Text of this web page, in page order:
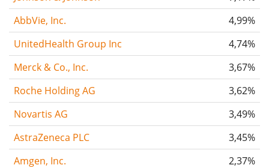
AbbVie, Inc.
4,99%
UnitedHealth Group Inc
4,74%
Merck & Co., Inc.
3,67%
Roche Holding AG
3,62%
Novartis AG
3,49%
AstraZeneca PLC
3,45%
Amgen, Inc.
2,37%